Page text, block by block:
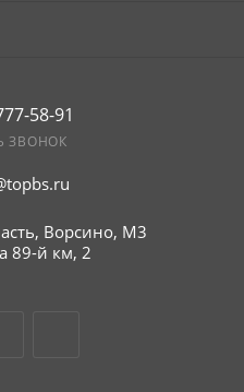
58-91
ЗВОНОК
Ворсино, М3
89-й км, 2